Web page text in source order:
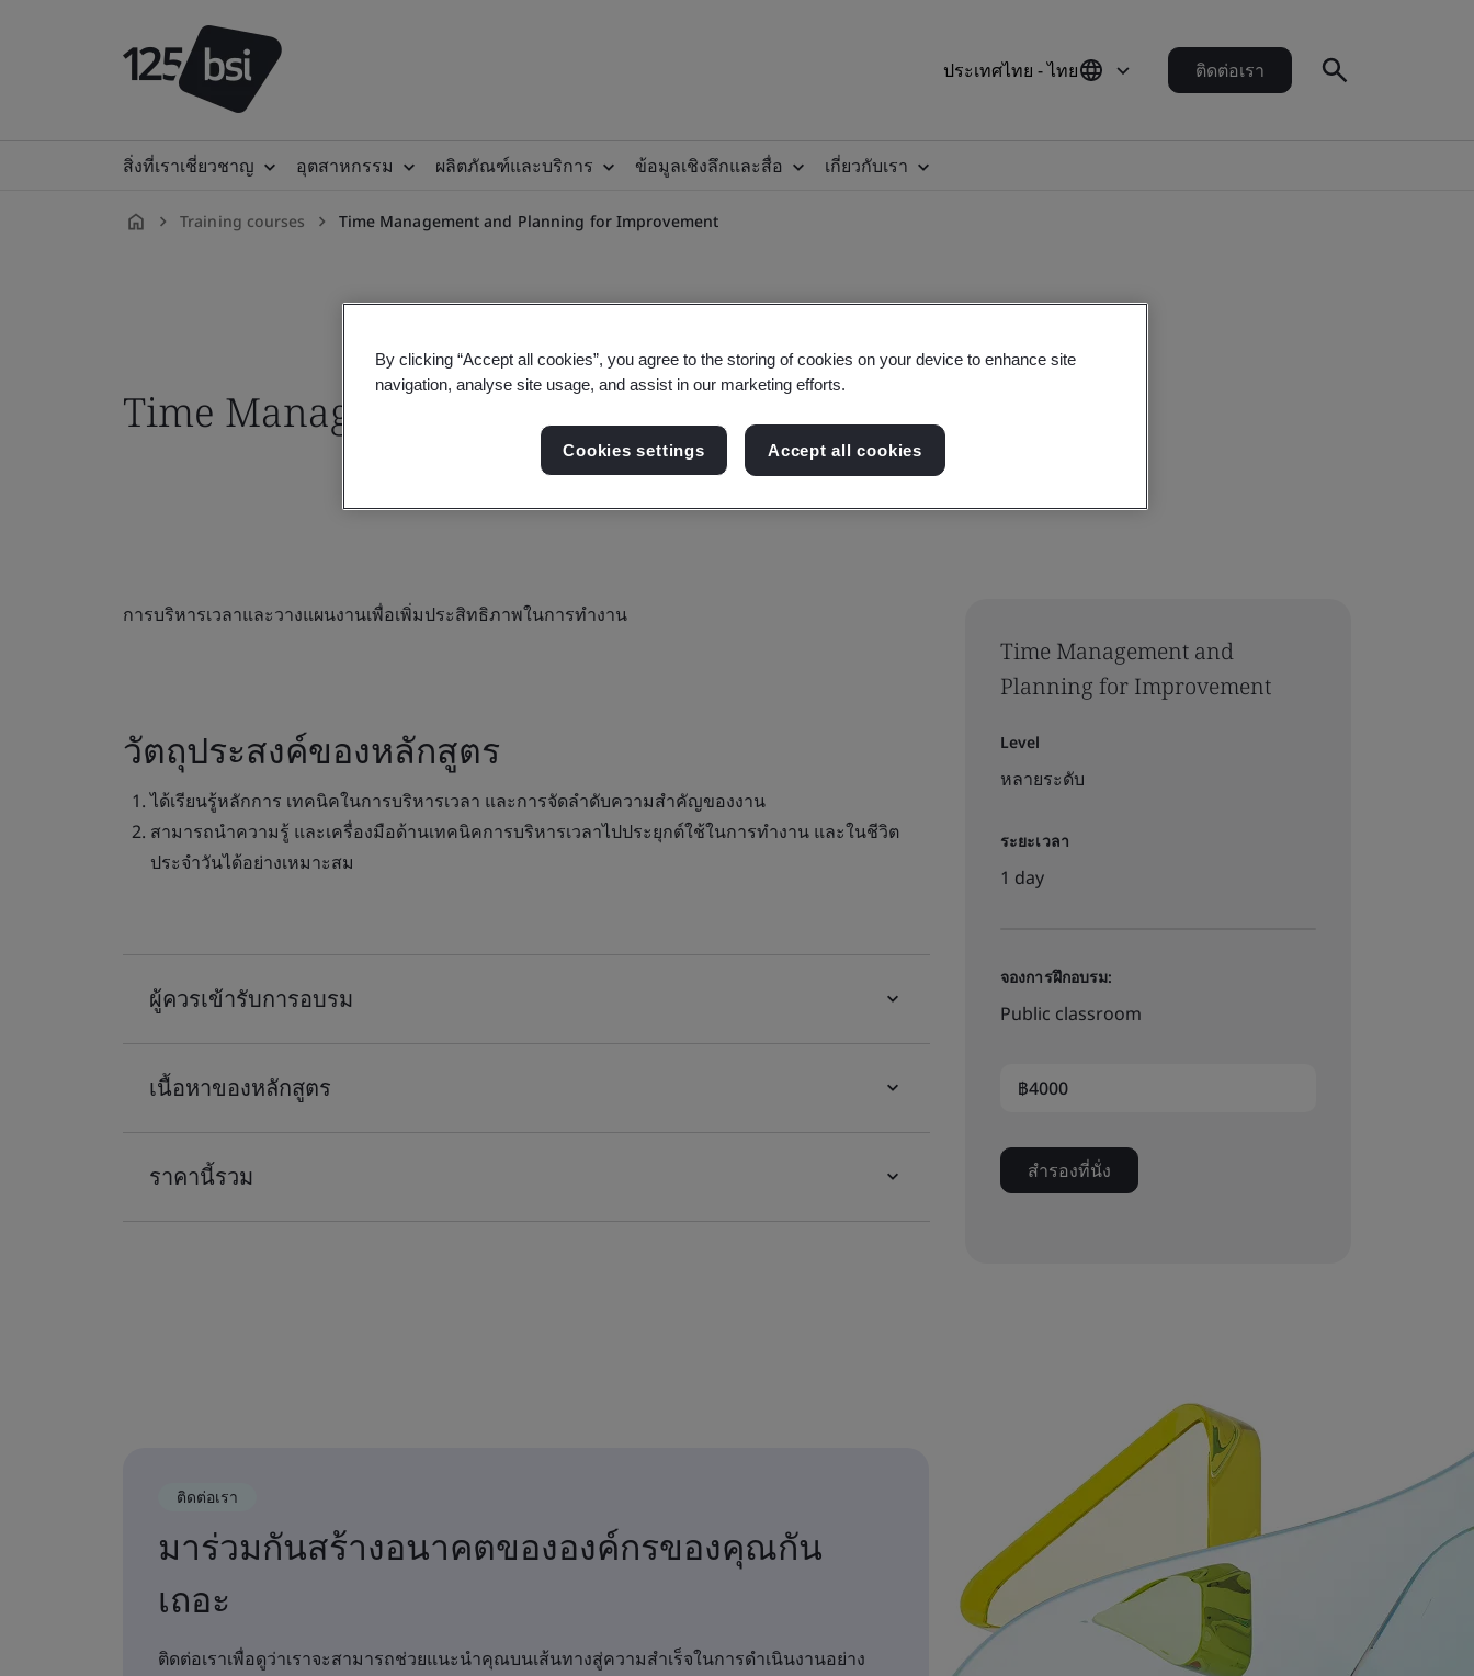
ประเทศไทย - ไทย ติดต่อเรา
สิ่งที่เราเชี่ยวชาญ อุตสาหกรรม ผลิตภัณฑ์และบริการ ข้อมูลเชิงลึกและสื่อ เกี่ยวกับเรา
Training courses Time Management and Planning for Improvement
Time Management and Planning for Improvement
Time Management and
Planning for Improvement
Level
หลายระดับ
ระยะเวลา
1 day
จองการฝึกอบรม:
Public classroom
฿4000
สำรองที่นั่ง
การบริหารเวลาและวางแผนงานเพื่อเพิ่มประสิทธิภาพในการทำงาน
วัตถุประสงค์ของหลักสูตร
ได้เรียนรู้หลักการ เทคนิคในการบริหารเวลา และการจัดลำดับความสำคัญของงาน
สามารถนำความรู้ และเครื่องมือด้านเทคนิคการบริหารเวลาไปประยุกต์ใช้ในการทำงาน และในชีวิต
ประจำวันได้อย่างเหมาะสม
ผู้ควรเข้ารับการอบรม
เนื้อหาของหลักสูตร
ราคานี้รวม
ติดต่อเรา
มาร่วมกันสร้างอนาคตขององค์กรของคุณกัน
เถอะ
ติดต่อเราเพื่อดูว่าเราจะสามารถช่วยแนะนำคุณบนเส้นทางสู่ความสำเร็จในการดำเนินงานอย่าง
By clicking “Accept all cookies”, you agree to the storing of cookies on your device to enhance site
navigation, analyse site usage, and assist in our marketing efforts.
Cookies settings Accept all cookies